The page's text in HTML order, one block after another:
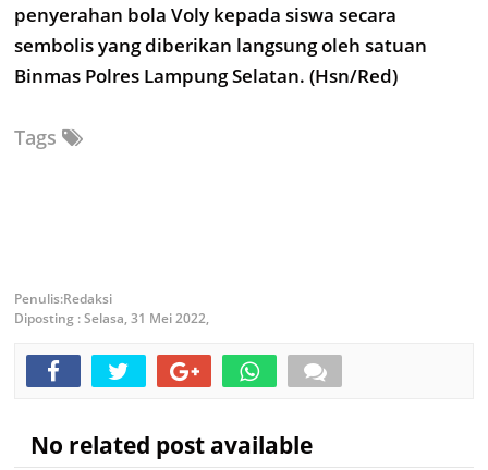
penyerahan bola Voly kepada siswa secara
sembolis yang diberikan langsung oleh satuan
Binmas Polres Lampung Selatan. (Hsn/Red)
Tags
Redaksi
Diposting :Selasa, 31 Mei 2022,
No related post available